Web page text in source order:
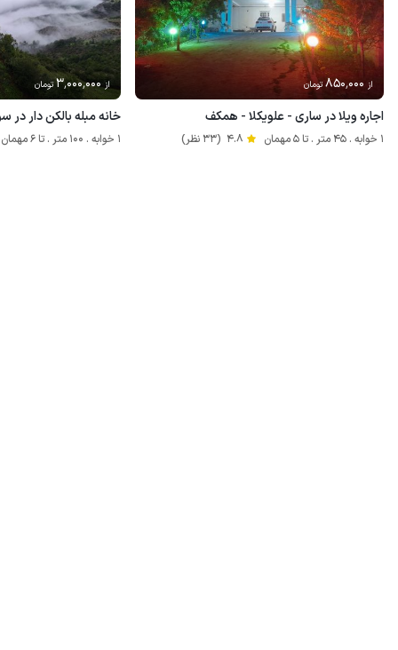
از 850٬000تومان
اجاره ویلا در ساری - علویکلا - همکف
1 خوابه . 45 متر . تا 5 مهمان 4.8 (33 نظر)
از 3٬000٬000تومان
خانه مبله بالکن دار در
1 خوابه . 100 متر . تا 6 مهمان